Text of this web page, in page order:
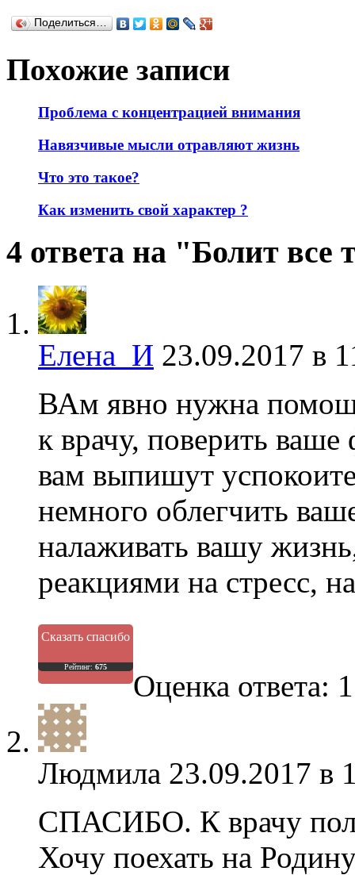
Поделиться…
Похожие записи
Проблема с концентрацией внимания
Навязчивые мысли отравляют жизнь
Что это такое?
Как изменить свой характер ?
4 ответа на "Болит все
Елена_И 23.09.2017 в
ВАм явно нужна
к врачу, поверить
вам выпишут
немного облегчить
налаживать вашу
реакциями на стресс,
Сказать спасибо
Рейтинг: 675
Оценка ответа:
Людмила 23.09.2017 в
СПАСИБО. К врачу
Хочу поехать на